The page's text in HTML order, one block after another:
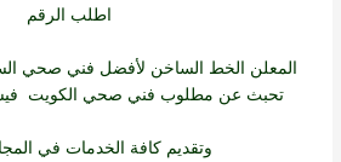
اطلب الرقم
المعلن الخط الساخن لأفضل فني صحي
تحبث عن مطلوب فني صحي الكويت
وتقديم كافة الخدمات في